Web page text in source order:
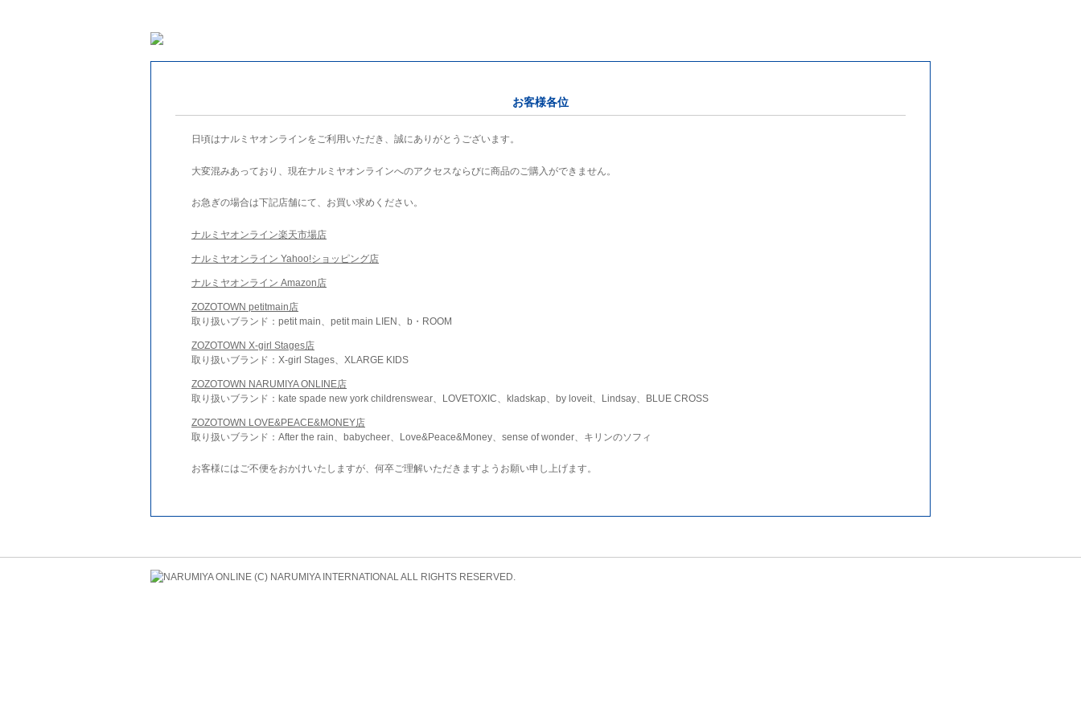
お客様各位
日頃はナルミヤオンラインをご利用いただき、誠にありがとうございます。
大変混みあっており、現在ナルミヤオンラインへのアクセスならびに商品のご購入ができません。
お急ぎの場合は下記店舗にて、お買い求めください。
ナルミヤオンライン楽天市場店
ナルミヤオンライン Yahoo!ショッピング店
ナルミヤオンライン Amazon店
ZOZOTOWN petitmain店
取り扱いブランド：petit main、petit main LIEN、b・ROOM
ZOZOTOWN X-girl Stages店
取り扱いブランド：X-girl Stages、XLARGE KIDS
ZOZOTOWN NARUMIYA ONLINE店
取り扱いブランド：kate spade new york childrenswear、LOVETOXIC、kladskap、by loveit、Lindsay、BLUE CROSS
ZOZOTOWN LOVE&PEACE&MONEY店
取り扱いブランド：After the rain、babycheer、Love&Peace&Money、sense of wonder、キリンのソフィ
お客様にはご不便をおかけいたしますが、何卒ご理解いただきますようお願い申し上げます。